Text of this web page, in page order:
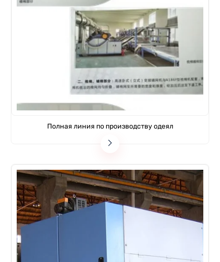
Полная линия по производству одеял